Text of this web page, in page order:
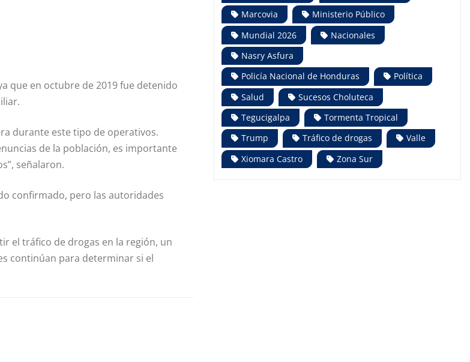
que en octubre de 2019 fue detenido
durante este tipo de operativos.
de la población, es importante
señalaron.
confirmado, pero las autoridades
el tráfico de drogas en la región, un
continúan para determinar si el
Marcovia
Ministerio Público
Mundial 2026
Nacionales
Nasry Asfura
Policía Nacional de Honduras
Política
Salud
Sucesos Choluteca
Tegucigalpa
Tormenta Tropical
Trump
Tráfico de drogas
Valle
Xiomara Castro
Zona Sur